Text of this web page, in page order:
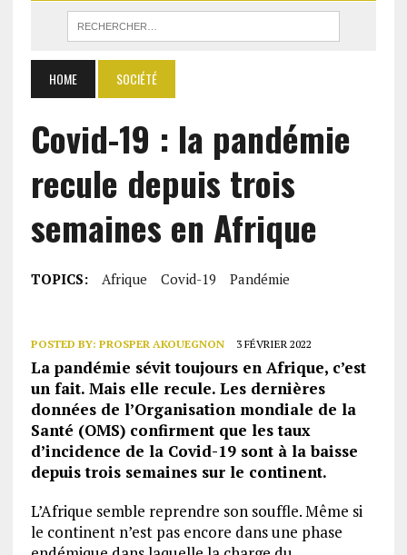
HOME SOCIÉTÉ
Covid-19 : la pandémie
recule depuis trois
semaines en Afrique
TOPICS: Afrique Covid-19 Pandémie
POSTED BY: PROSPER AKOUEGNON 3 FÉVRIER 2022
La pandémie sévit toujours en Afrique, c’est
un fait. Mais elle recule. Les dernières
données de l’Organisation mondiale de la
Santé (OMS) confirment que les taux
d’incidence de la Covid-19 sont à la baisse
depuis trois semaines sur le continent.
L’Afrique semble reprendre son souffle. Même si
le continent n’est pas encore dans une phase